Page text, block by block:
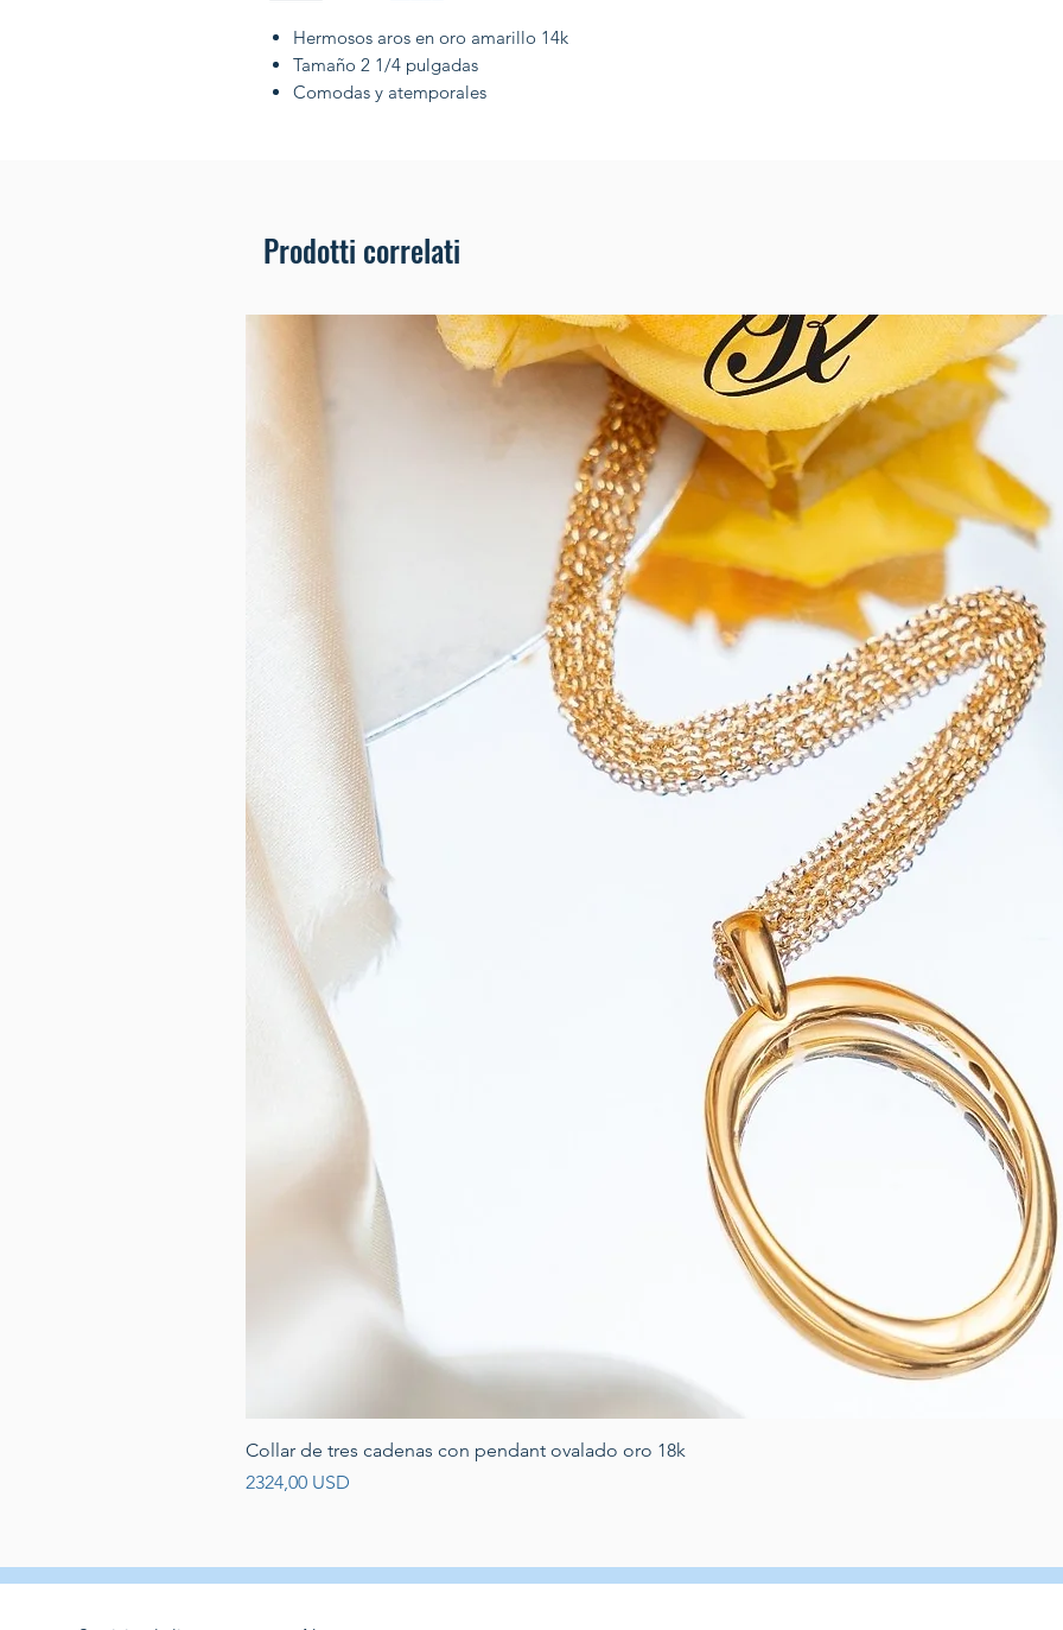
Hermosos aros en oro amarillo 14k
Tamaño 2 1/4 pulgadas
Comodas y atemporales
Prodotti correlati
Collar de tres cadenas con pendant ovalado oro 18k
Prezzo
2324,00 USD